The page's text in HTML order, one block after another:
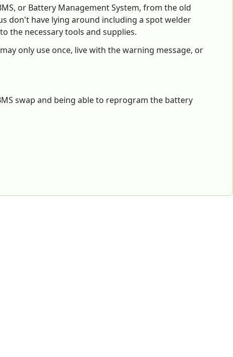
or Battery Management System, from the old
don't have lying around including a spot welder
the necessary tools and supplies.
only use once, live with the warning message, or
swap and being able to reprogram the battery